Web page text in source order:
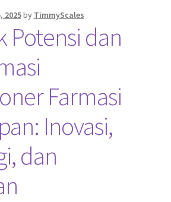
2025by TimmyScales
Potensi dan
Farmasi
Inovasi,
dan